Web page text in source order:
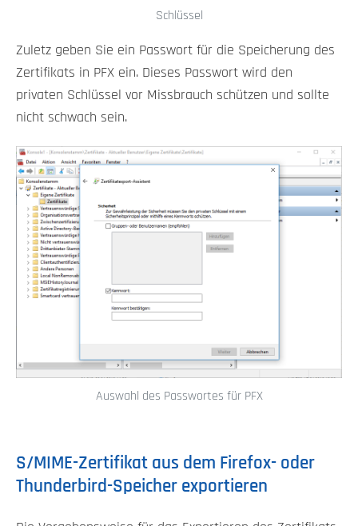
Schlüssel
Zuletz geben Sie ein Passwort für die Speicherung des
Zertifikats in PFX ein. Dieses Passwort wird den
privaten Schlüssel vor Missbrauch schützen und sollte
nicht schwach sein.
Auswahl des Passwortes für PFX
S/MIME-Zertifikat aus dem Firefox- oder
Thunderbird-Speicher exportieren